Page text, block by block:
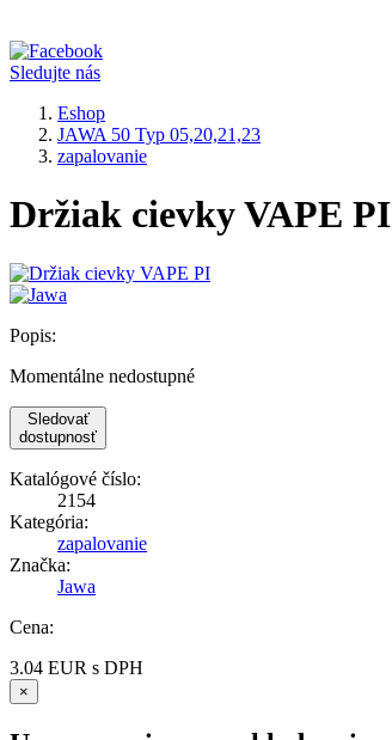
Sledujte nás
Eshop
JAWA 50 Typ 05,20,21,23
zapalovanie
Držiak cievky VAPE PI
Popis:
Momentálne nedostupné
Sledovať
dostupnosť
Katalógové číslo:
2154
Kategória:
zapalovanie
Značka:
Jawa
Cena:
3.04 EUR s DPH
×